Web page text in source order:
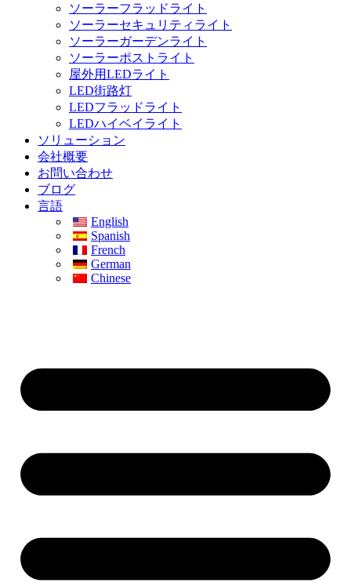
ソーラーフラッドライト
ソーラーセキュリティライト
ソーラーガーデンライト
ソーラーポストライト
屋外用LEDライト
LED街路灯
LEDフラッドライト
LEDハイベイライト
ソリューション
会社概要
お問い合わせ
ブログ
言語
English
Spanish
French
German
Chinese